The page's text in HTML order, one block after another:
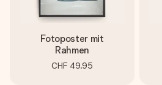
Fotoposter mit
Rahmen
CHF 49.95